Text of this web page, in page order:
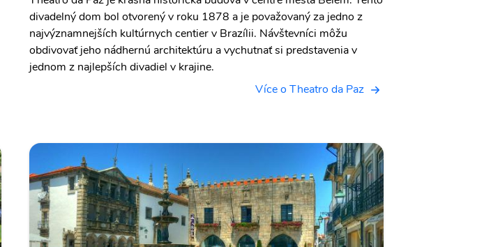
divadelný dom bol otvorený v roku 1878 a je považovaný za jedno z
najvýznamnejších kultúrnych centier v Brazílii. Návštevníci môžu
obdivovať jeho nádhernú architektúru a vychutnať si predstavenia v
jednom z najlepších divadiel v krajine.
Více o Theatro da Paz